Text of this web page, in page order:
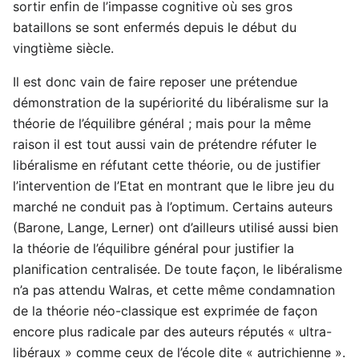
sortir enfin de l’impasse cognitive où ses gros
bataillons se sont enfermés depuis le début du
vingtième siècle.
Il est donc vain de faire reposer une prétendue
démonstration de la supériorité du libéralisme sur la
théorie de l’équilibre général ; mais pour la même
raison il est tout aussi vain de prétendre réfuter le
libéralisme en réfutant cette théorie, ou de justifier
l’intervention de l’Etat en montrant que le libre jeu du
marché ne conduit pas à l’optimum. Certains auteurs
(Barone, Lange, Lerner) ont d’ailleurs utilisé aussi bien
la théorie de l’équilibre général pour justifier la
planification centralisée. De toute façon, le libéralisme
n’a pas attendu Walras, et cette même condamnation
de la théorie néo-classique est exprimée de façon
encore plus radicale par des auteurs réputés « ultra-
libéraux » comme ceux de l’école dite « autrichienne ».